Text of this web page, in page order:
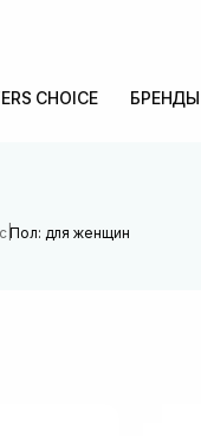
CHOICE БРЕНДЫ
|Пол: для женщин